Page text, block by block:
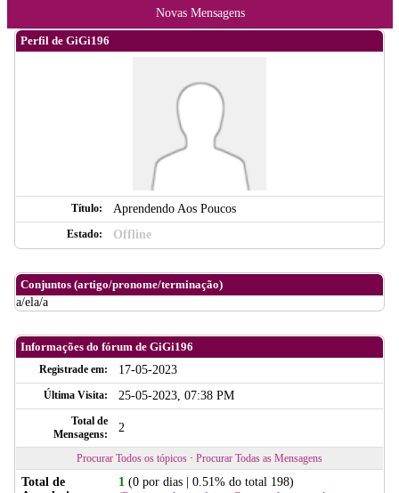
Novas Mensagens
Perfil de GiGi196
Título: Aprendendo Aos Poucos
Estado: Offline
Conjuntos (artigo/pronome/terminação)
a/ela/a
Informações do fórum de GiGi196
Registrade em: 17-05-2023
Última Visita: 25-05-2023, 07:38 PM
Total de
Mensagens:
2
Procurar Todos os tópicos · Procurar Todas as Mensagens
Total de
1 (0 por dias | 0.51% do total 198)